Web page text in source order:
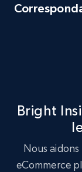
Bright
Nous aidons
eCommerce